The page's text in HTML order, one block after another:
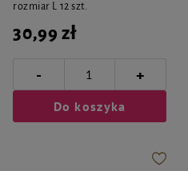
rozmiar L 12 szt.
30,99 zł
- +
Do koszyka